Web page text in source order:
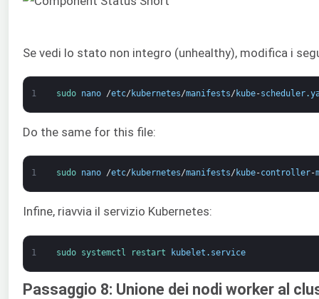
Se vedi lo stato non integro (unhealthy), modifica i
1 sudo nano /etc/ kubernetes/manifests/ kube-scheduler.
Do the same for this file:
1 sudo nano /etc/ kubernetes/manifests/ kube-controller-
Infine, riavvia il servizio Kubernetes:
1 sudo systemctl restart kubelet . service
Passaggio 8: Unione dei nodi worker al